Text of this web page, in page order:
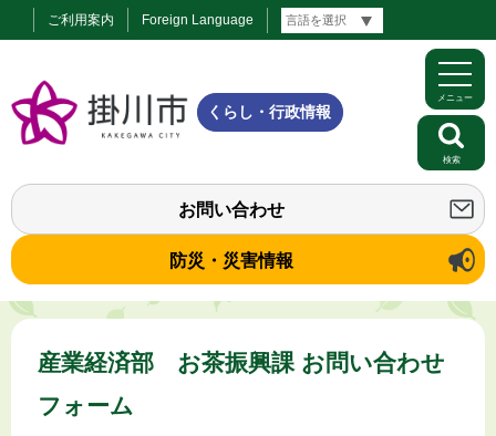
ご利用案内 Foreign Language
くらし・行政情報
お問い合わせ
防災・災害情報
メニュー
検索
産業経済部 お茶振興課 お問い合わせ
フォーム